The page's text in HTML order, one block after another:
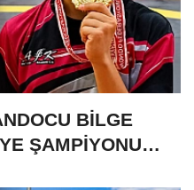
BİLGE
ŞAMPİYONU